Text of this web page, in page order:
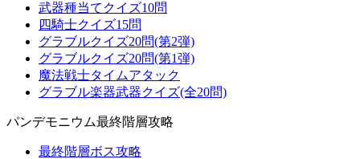
武器種当てクイズ10問
四騎士クイズ15問
グラブルクイズ20問(第2弾)
グラブルクイズ20問(第1弾)
魔法戦士タイムアタック
グラブル楽器武器クイズ(全20問)
パンデモニウム最終階層攻略
最終階層ボス攻略